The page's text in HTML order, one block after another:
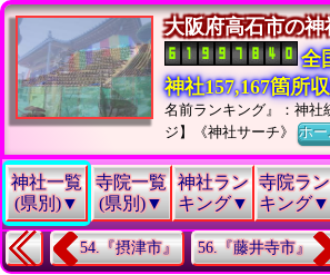
大阪府高石市の
全
神社157,167箇所
名前ランキング』：神社
ジ】《神社サーチ》ホ
神社一覧
(県別)▼
寺院一覧
(県別)▼
神社ラン
キング▼
寺院ラン
キング▼
54.『摂津市』 56.『藤井寺市』